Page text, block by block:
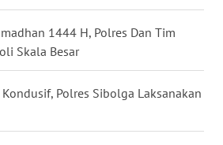
1444 H, Polres Dan Tim
Skala Besar
Polres Sibolga Laksanakan